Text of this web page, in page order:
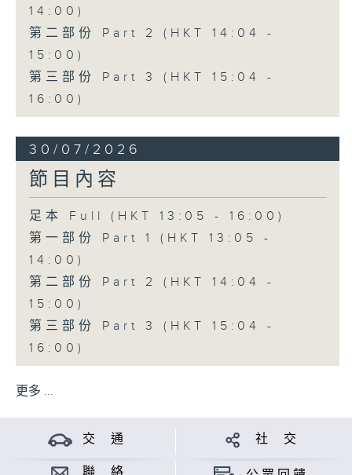
14:00)
第二部份 Part 2 (HKT 14:04 -
15:00)
第三部份 Part 3 (HKT 15:04 -
16:00)
30/07/2026
節目內容
足本 Full (HKT 13:05 - 16:00)
第一部份 Part 1 (HKT 13:05 -
14:00)
第二部份 Part 2 (HKT 14:04 -
15:00)
第三部份 Part 3 (HKT 15:04 -
16:00)
更多 ...
交 通 社 交